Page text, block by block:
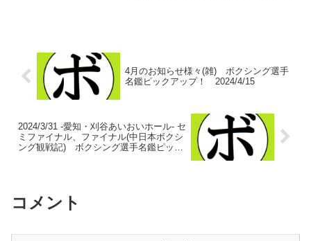
4月のお知らせ様々(雑) ボクシング選手
名鑑ピックアップ！ 2024/4/15
2024/3/31 -愛知・刈谷あいおいホール- セ
ミファイナル、ファイナル(中日本ボクシ
ング観戦記) ボクシング選手名鑑ピック
コメント